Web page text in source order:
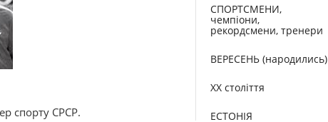
спорту СРСР.
СПОРТСМЕНИ,
чемпіони,
рекордсмени, тренери
ВЕРЕСЕНЬ (народились)
XX століття
ЕСТОНІЯ